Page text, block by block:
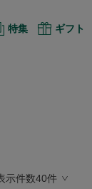
特集 ギフト
示件数40件